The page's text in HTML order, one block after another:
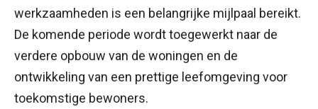
werkzaamheden is een belangrijke mijlpaal bereikt.
De komende periode wordt toegewerkt naar de
verdere opbouw van de woningen en de
ontwikkeling van een prettige leefomgeving voor
toekomstige bewoners.